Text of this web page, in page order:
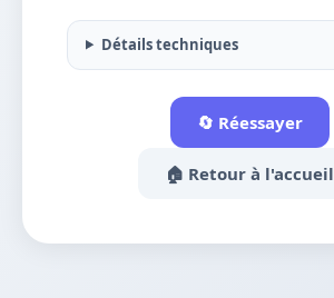
Détails techniques
🔄 Réessayer
🏠 Retour à l'accueil